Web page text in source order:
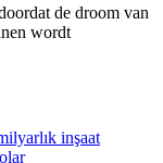
de droom van
wordt